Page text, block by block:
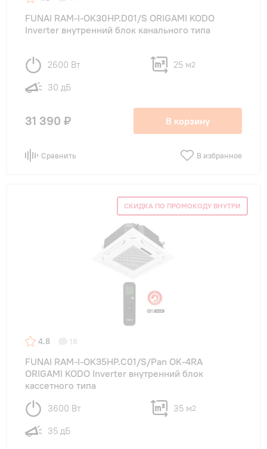
FUNAI RAM-I-OK30HP.D01/S ORIGAMI KODO
Inverter внутренний блок канального типа
2600 Вт 25 м2
30 дБ
31 390 ₽ В корзину
Сравнить В избранное
СКИДКА ПО ПРОМОКОДУ ВНУТРИ
4.8 18
FUNAI RAM-I-OK35HP.C01/S/Pan OK-4RA
ORIGAMI KODO Inverter внутренний блок
кассетного типа
3600 Вт 35 м2
35 дБ